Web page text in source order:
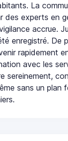
La
des experts en
accrue.
enregistré. De
rapidement
avec les
sereinement,
sans un plan